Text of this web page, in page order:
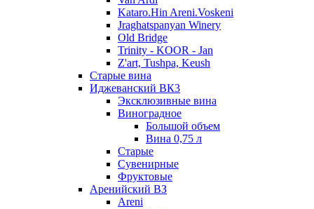
Kataro.Hin Areni.Voskeni
Jraghatspanyan Winery
Old Bridge
Trinity - KOOR - Jan
Z'art, Tushpa, Keush
Старые вина
Иджеванский ВК3
Эксклюзивные вина
Виноградное
Большой объем
Вина 0,75 л
Старые
Сувенирные
Фруктовые
Аренийский ВЗ
Areni